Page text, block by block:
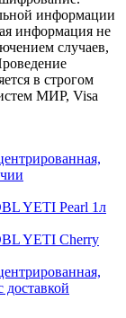
информации
информация не
случаев,
в строгом
МИР, Visa
YETI Pearl 1л
YETI Cherry